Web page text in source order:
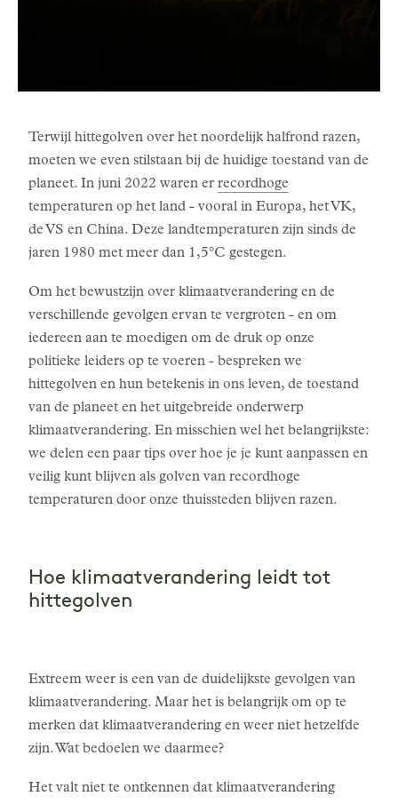
Terwijl hittegolven over het noordelijk halfrond razen,
moeten we even stilstaan bij de huidige toestand van de
planeet. In juni 2022 waren er recordhoge
temperaturen op het land - vooral in Europa, het VK,
de VS en China. Deze landtemperaturen zijn sinds de
jaren 1980 met meer dan 1,5°C gestegen.
Om het bewustzijn over klimaatverandering en de
verschillende gevolgen ervan te vergroten - en om
iedereen aan te moedigen om de druk op onze
politieke leiders op te voeren - bespreken we
hittegolven en hun betekenis in ons leven, de toestand
van de planeet en het uitgebreide onderwerp
klimaatverandering. En misschien wel het belangrijkste:
we delen een paar tips over hoe je je kunt aanpassen en
veilig kunt blijven als golven van recordhoge
temperaturen door onze thuissteden blijven razen.
Hoe klimaatverandering leidt tot
hittegolven
Extreem weer is een van de duidelijkste gevolgen van
klimaatverandering. Maar het is belangrijk om op te
merken dat klimaatverandering en weer niet hetzelfde
zijn. Wat bedoelen we daarmee?
Het valt niet te ontkennen dat klimaatverandering